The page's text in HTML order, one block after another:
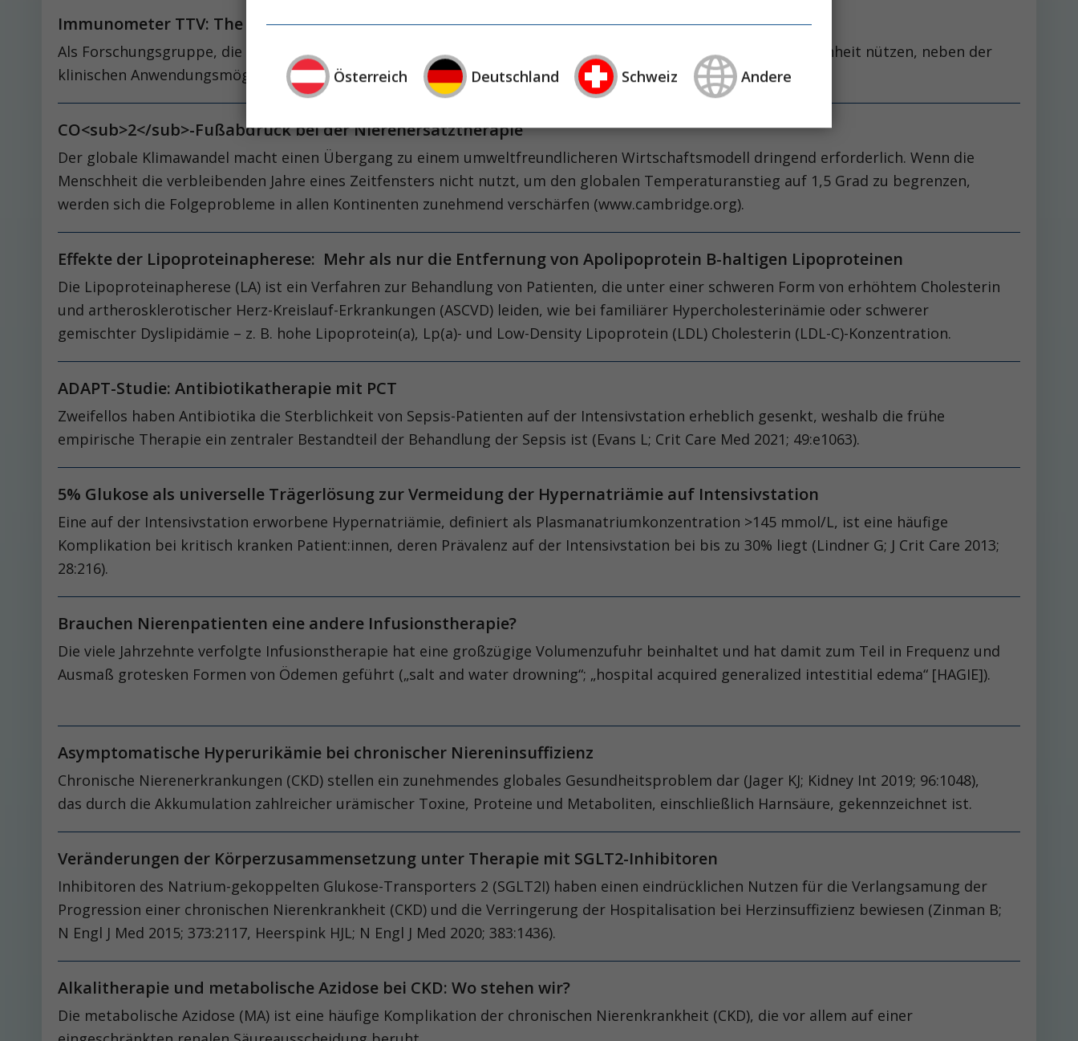
Immunometer TTV: The Good Virus
Als Forschungsgruppe, die sich seit 15 Jahren mit dem Torque Teno Virus (TTV) befasst, wollten wir die Gelegenheit nützen, neben der
klinischen Anwendungsmöglichkeit auch die Entdeckungsgeschichte von TTV zu umreißen.
CO<sub>2</sub>-Fußabdruck bei der Nierenersatztherapie
Der globale Klimawandel macht einen Übergang zu einem umweltfreundlicheren Wirtschaftsmodell dringend erforderlich. Wenn die
Menschheit die verbleibenden Jahre eines Zeitfensters nicht nutzt, um den globalen Temperaturanstieg auf 1,5 Grad zu begrenzen,
werden sich die Folgeprobleme in allen Kontinenten zunehmend verschärfen (www.cambridge.org).
Effekte der Lipoproteinapherese: Mehr als nur die Entfernung von Apolipoprotein B-haltigen Lipoproteinen
Die Lipoproteinapherese (LA) ist ein Verfahren zur Behandlung von Patienten, die unter einer schweren Form von erhöhtem Cholesterin
und artherosklerotischer Herz-Kreislauf-Erkrankungen (ASCVD) leiden, wie bei familiärer Hypercholesterinämie oder schwerer
gemischter Dyslipidämie – z. B. hohe Lipoprotein(a), Lp(a)- und Low-Density Lipoprotein (LDL) Cholesterin (LDL-C)-Konzentration.
ADAPT-Studie: Antibiotikatherapie mit PCT
Zweifellos haben Antibiotika die Sterblichkeit von Sepsis-Patienten auf der Intensivstation erheblich gesenkt, weshalb die frühe
empirische Therapie ein zentraler Bestandteil der Behandlung der Sepsis ist (Evans L; Crit Care Med 2021; 49:e1063).
5% Glukose als universelle Trägerlösung zur Vermeidung der Hypernatriämie auf Intensivstation
Eine auf der Intensivstation erworbene Hypernatriämie, definiert als Plasmanatriumkonzentration >145 mmol/L, ist eine häufige
Komplikation bei kritisch kranken Patient:innen, deren Prävalenz auf der Intensivstation bei bis zu 30% liegt (Lindner G; J Crit Care 2013;
28:216).
Brauchen Nierenpatienten eine andere Infusionstherapie?
Die viele Jahrzehnte verfolgte Infusionstherapie hat eine großzügige Volumenzufuhr beinhaltet und hat damit zum Teil in Frequenz und
Ausmaß grotesken Formen von Ödemen geführt („salt and water drowning“; „hospital acquired generalized intestitial edema“ [HAGIE]).
Asymptomatische Hyperurikämie bei chronischer Niereninsuffizienz
Chronische Nierenerkrankungen (CKD) stellen ein zunehmendes globales Gesundheitsproblem dar (Jager KJ; Kidney Int 2019; 96:1048),
das durch die Akkumulation zahlreicher urämischer Toxine, Proteine und Metaboliten, einschließlich Harnsäure, gekennzeichnet ist.
Veränderungen der Körperzusammensetzung unter Therapie mit SGLT2-Inhibitoren
Inhibitoren des Natrium-gekoppelten Glukose-Transporters 2 (SGLT2I) haben einen eindrücklichen Nutzen für die Verlangsamung der
Progression einer chronischen Nierenkrankheit (CKD) und die Verringerung der Hospitalisation bei Herzinsuffizienz bewiesen (Zinman B;
N Engl J Med 2015; 373:2117, Heerspink HJL; N Engl J Med 2020; 383:1436).
Alkalitherapie und metabolische Azidose bei CKD: Wo stehen wir?
Die metabolische Azidose (MA) ist eine häufige Komplikation der chronischen Nierenkrankheit (CKD), die vor allem auf einer
Österreich Deutschland Schweiz Andere